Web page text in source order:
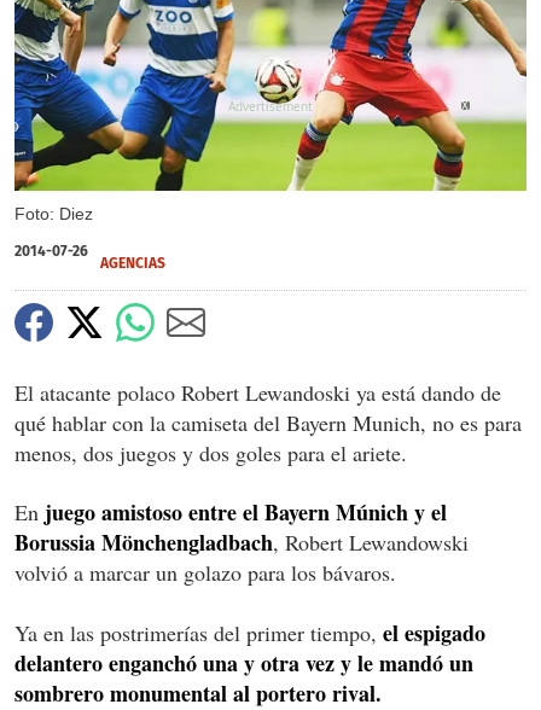
Foto: Diez
X
2014-07-26
AGENCIAS
El atacante polaco Robert Lewandoski ya está dando de
qué hablar con la camiseta del Bayern Munich, no es para
menos, dos juegos y dos goles para el ariete.
En juego amistoso entre el Bayern Múnich y el
Borussia Mönchengladbach, Robert Lewandowski
volvió a marcar un golazo para los bávaros.
Ya en las postrimerías del primer tiempo, el espigado
delantero enganchó una y otra vez y le mandó un
sombrero monumental al portero rival.